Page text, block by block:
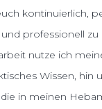
kontinuierlich,
professionell
nutze ich
Wissen, hin
in meinen